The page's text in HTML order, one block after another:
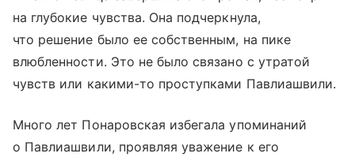
на глубокие чувства. Она подчеркнула,
что решение было ее собственным, на пике
влюбленности. Это не было связано с утратой
чувств или какими-то проступками Павлиашвили.
Много лет Понаровская избегала упоминаний
о Павлиашвили, проявляя уважение к его